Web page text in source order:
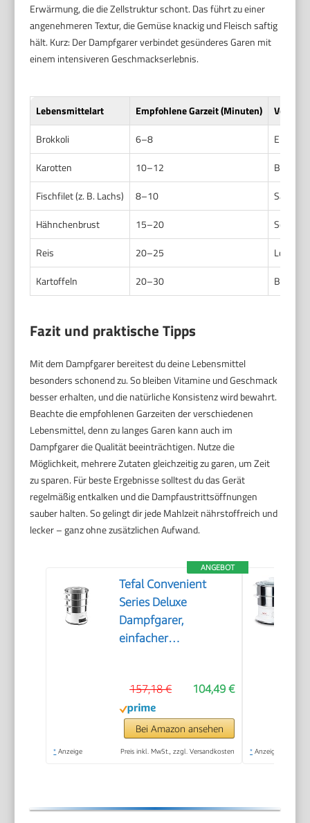
Erwärmung, die die Zellstruktur schont. Das führt zu einer
angenehmeren Textur, die Gemüse knackig und Fleisch saftig
hält. Kurz: Der Dampfgarer verbindet gesünderes Garen mit
einem intensiveren Geschmackserlebnis.
Lebensmittelart Empfohlene Garzeit (Minuten)
Vorteile
Brokkoli
6–8
Erhalt
Karotten
10–12
Fischfilet (z. B. Lachs)
8–10
Saftiger
Hähnchenbrust
15–20
Reis
20–25
Locker
Kartoffeln
20–30
Fazit und praktische Tipps
Mit dem Dampfgarer bereitest du deine Lebensmittel
besonders schonend zu. So bleiben Vitamine und Geschmack
besser erhalten, und die natürliche Konsistenz wird bewahrt.
Beachte die empfohlenen Garzeiten der verschiedenen
Lebensmittel, denn zu langes Garen kann auch im
Dampfgarer die Qualität beeinträchtigen. Nutze die
Möglichkeit, mehrere Zutaten gleichzeitig zu garen, um Zeit
zu sparen. Für beste Ergebnisse solltest du das Gerät
regelmäßig entkalken und die Dampfaustrittsöffnungen
sauber halten. So gelingt dir jede Mahlzeit nährstoffreich und
lecker – ganz ohne zusätzlichen Aufwand.
ANGEBOT
Tefal Convenient
Series Deluxe
Dampfgarer,
einfacher
auf 3 Ebenen,
Behälter aus
Edelstahl, langlebige
Qualität, gesunde
104,49 €
157,18 €
Bei Amazon ansehen
* Anzeige Preis inkl. MwSt., zzgl. Versandkosten * Anzeige